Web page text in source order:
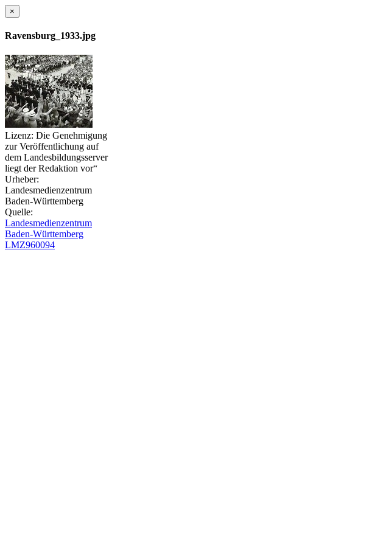
×
Ravensburg_1933.jpg
Lizenz: Die Genehmigung
zur Veröffentlichung auf
dem Landesbildungsserver
liegt der Redaktion vor“
Urheber:
Landesmedienzentrum
Baden-Württemberg
Quelle:
Landesmedienzentrum
Baden-Württemberg
LMZ960094